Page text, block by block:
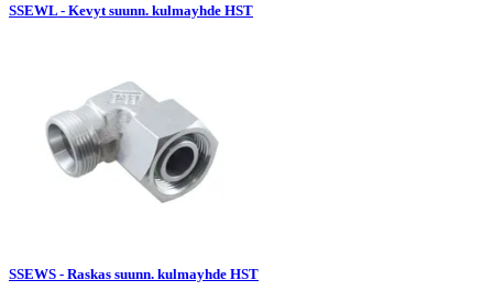
SSEWL - Kevyt suunn. kulmayhde HST
SSEWS - Raskas suunn. kulmayhde HST